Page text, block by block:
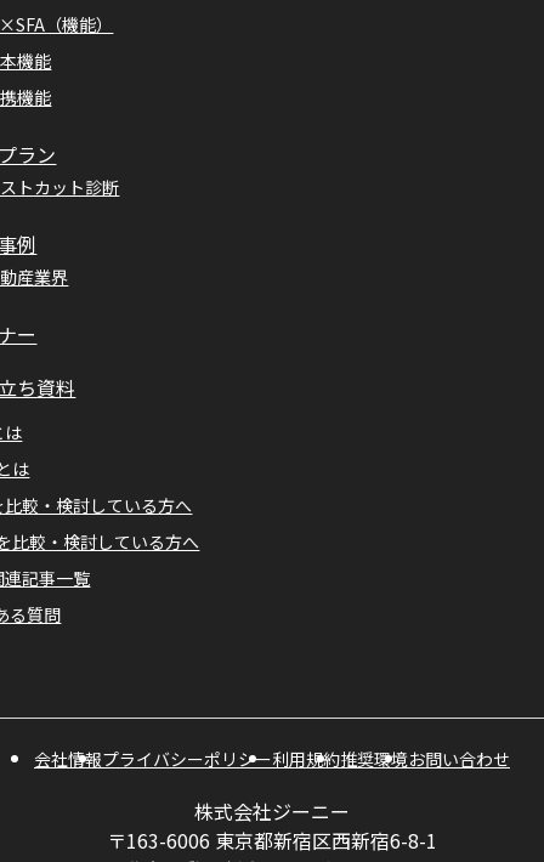
（機能）
機能
機能
ラン
トカット診断
例
産業界
ー
ち資料
は
は
比較・検討している方へ
比較・検討している方へ
連記事一覧
る質問
会社情報プライバシーポリシー利用規約推奨環境お問い合わせ
株式会社ジーニー
〒163-6006 東京都新宿区西新宿6-8-1